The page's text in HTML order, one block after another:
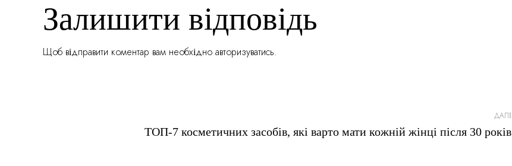
Залишити відповідь
Щоб відправити коментар вам необхідно авторизуватись.
ДАЛІ
ТОП-7 косметичних засобів, які варто мати кожній жінці після 30 років